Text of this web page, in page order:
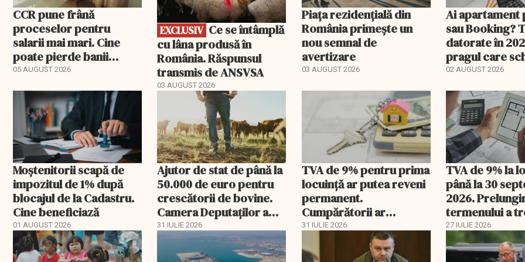
CCR pune frână
proceselor pentru
salarii mai mari. Cine
poate pierde banii
ceruți statului
05 AUGUST 2026
EXCLUSIV
cu lâna produsă în
România. Răspunsul
transmis de ANSVSA
03 AUGUST 2026
Piața rezidențială din
România primește un
nou semnal de
avertizare
03 AUGUST 2026
Ai apartament
sau Booking?
datorate în
pragul care
regimul fiscal
02 AUGUST 2026
Moștenitorii scapă de
impozitul de 1% după
blocajul de la Cadastru.
Cine beneficiază
01 AUGUST 2026
Ajutor de stat de până la
50.000 de euro pentru
crescătorii de bovine.
Camera Deputaților a
aprobat schema
31 IULIE 2026
TVA de 9% pentru prima
locuință ar putea reveni
permanent.
Cumpărătorii ar
economisi zeci de mii de
31 IULIE 2026
TVA de 9% la
până la 30
2026.
termenului a
comisia din
27 IULIE 2026